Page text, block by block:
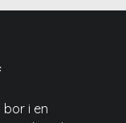
i en